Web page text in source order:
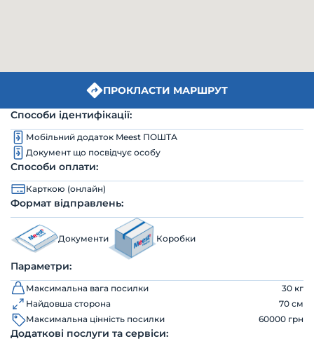
ПРОКЛАСТИ МАРШРУТ
Способи ідентифікації:
Мобільний додаток Meest ПОШТА
Документ що посвідчує особу
Способи оплати:
Карткою (онлайн)
Формат відправлень:
Документи Коробки
Параметри:
Максимальна вага посилки
30 кг
Найдовша сторона
70 см
Максимальна цінність посилки
60000 грн
Додаткові послуги та сервіси: